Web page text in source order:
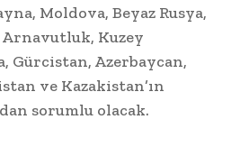
Moldova, Beyaz Rusya,
Arnavutluk, Kuzey
Gürcistan, Azerbaycan,
ve Kazakistan’ın
sorumlu olacak.